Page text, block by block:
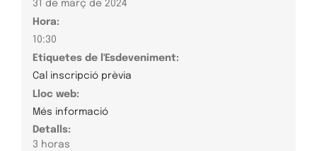
31 de març de 2024
Hora:
10:30
Etiquetes de l'Esdeveniment:
Cal inscripció prèvia
Lloc web:
Més informació
Detalls:
3 horas